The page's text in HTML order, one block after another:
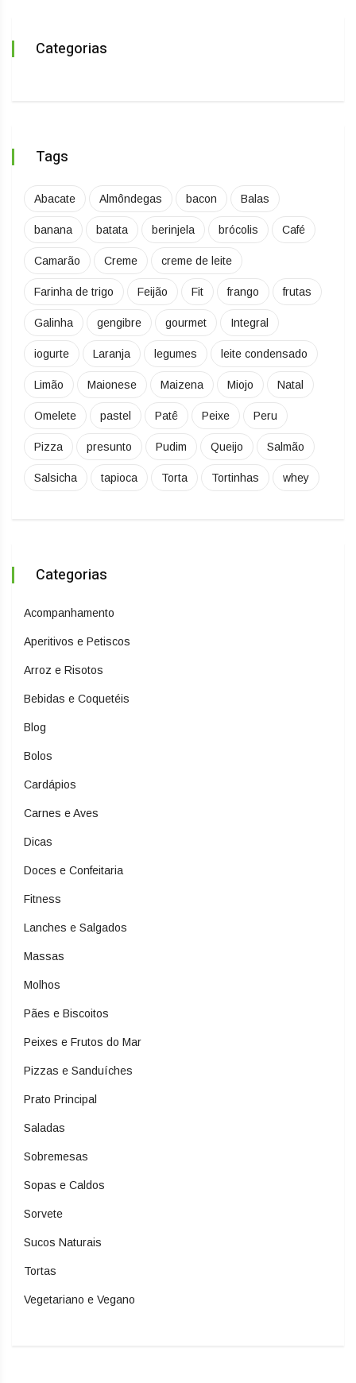
Categorias
Tags
Abacate Almôndegas bacon Balas
banana batata berinjela brócolis Café
Camarão Creme creme de leite
Farinha de trigo Feijão Fit frango frutas
Galinha gengibre gourmet Integral
iogurte Laranja legumes leite condensado
Limão Maionese Maizena Miojo Natal
Omelete pastel Patê Peixe Peru
Pizza presunto Pudim Queijo Salmão
Salsicha tapioca Torta Tortinhas whey
Categorias
Acompanhamento
Aperitivos e Petiscos
Arroz e Risotos
Bebidas e Coquetéis
Blog
Bolos
Cardápios
Carnes e Aves
Dicas
Doces e Confeitaria
Fitness
Lanches e Salgados
Massas
Molhos
Pães e Biscoitos
Peixes e Frutos do Mar
Pizzas e Sanduíches
Prato Principal
Saladas
Sobremesas
Sopas e Caldos
Sorvete
Sucos Naturais
Tortas
Vegetariano e Vegano